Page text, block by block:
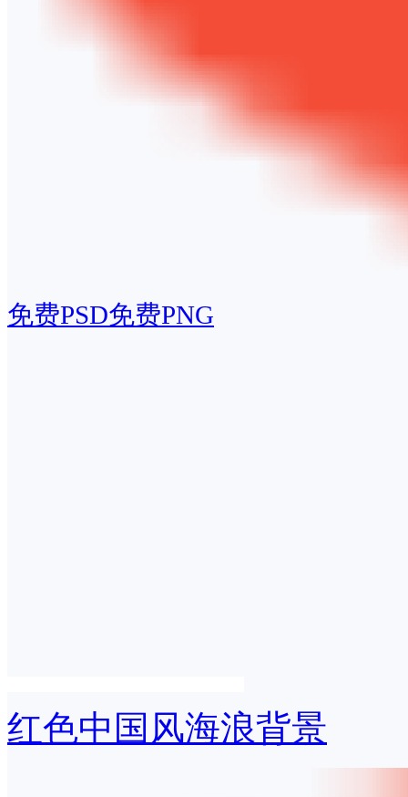
免费PSD免费PNG
红色中国风海浪背景